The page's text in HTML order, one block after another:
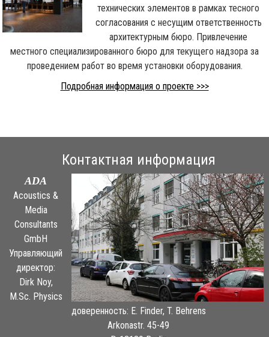
технических элементов в рамках тесного
согласования с несущим ответственность
архитектурным бюро. Привлечение
местного специализированного бюро для текущего надзора за
проведением работ во время установки оборудования.
Подробная информация о проекте >>>
Контактная информация
ADA
Acoustics &
Media
Consultants
GmbH
Управляющий
директор:
Dirk Noy,
M.Sc. Physics
доверенность: E. Finder, T. Behrens
Arkonastr. 45-49